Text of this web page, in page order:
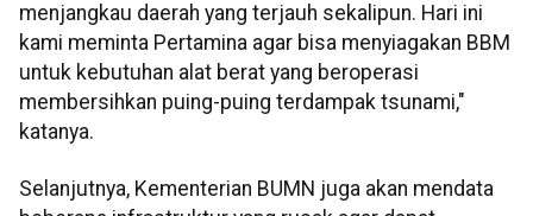
menjangkau daerah yang terjauh sekalipun. Hari ini
kami meminta Pertamina agar bisa menyiagakan BBM
untuk kebutuhan alat berat yang beroperasi
membersihkan puing-puing terdampak tsunami,"
katanya.
Selanjutnya, Kementerian BUMN juga akan mendata